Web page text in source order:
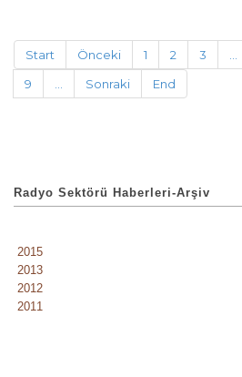
Start Önceki 1 2 3
9
Sonraki End
Radyo Sektörü Haberleri-Arşiv
2015
2013
2012
2011